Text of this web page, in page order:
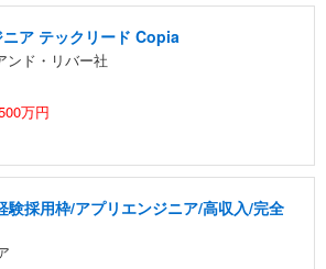
ア テックリード Copia
ンド・リバー社
万円
験採用枠/アプリエンジニア/高収入/完全